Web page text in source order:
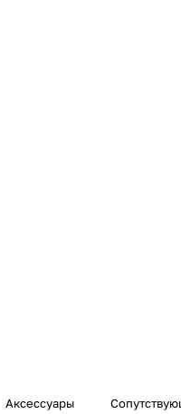
Аксессуары